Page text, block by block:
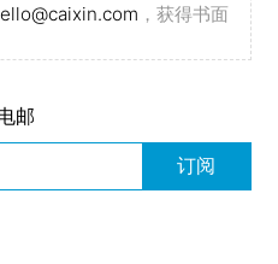
，获得书面
邮
订阅